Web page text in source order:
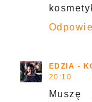
EDZIA -
20:10